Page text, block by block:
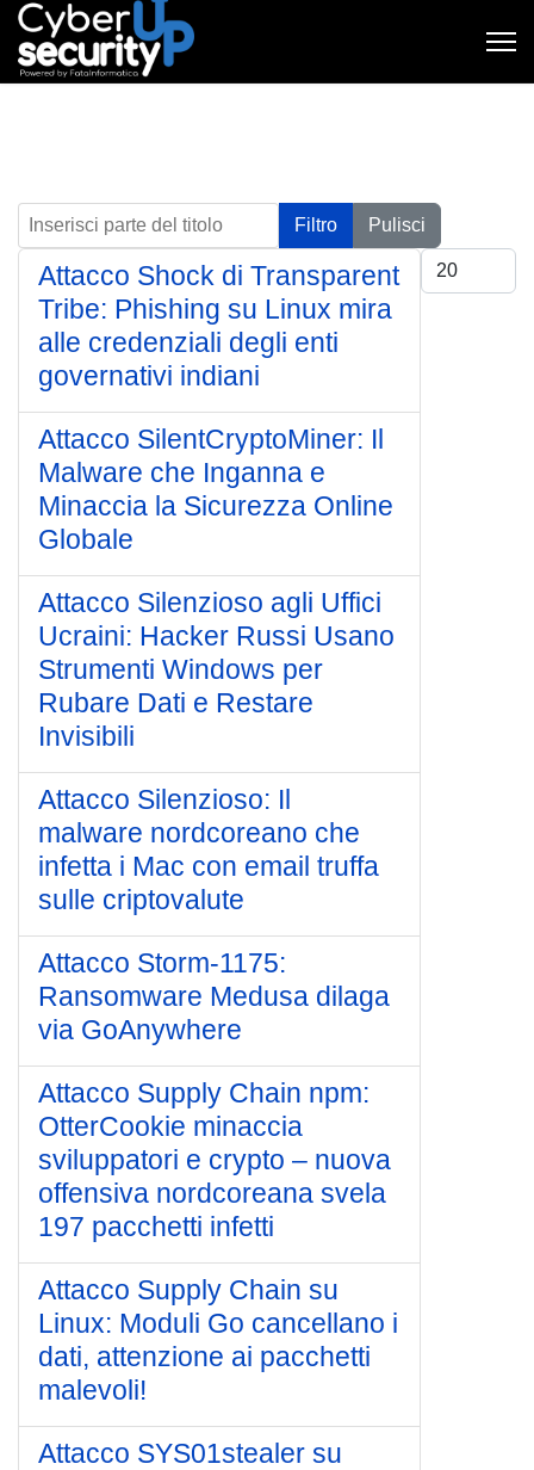
Inserisci parte del titolo Filtro
Pulisci
Visualizza #
Attacco Shock di Transparent
Tribe: Phishing su Linux mira
alle credenziali degli enti
governativi indiani
Attacco SilentCryptoMiner: Il
Malware che Inganna e
Minaccia la Sicurezza Online
Globale
Attacco Silenzioso agli Uffici
Ucraini: Hacker Russi Usano
Strumenti Windows per
Rubare Dati e Restare
Invisibili
Attacco Silenzioso: Il
malware nordcoreano che
infetta i Mac con email truffa
sulle criptovalute
Attacco Storm-1175:
Ransomware Medusa dilaga
via GoAnywhere
Attacco Supply Chain npm:
OtterCookie minaccia
sviluppatori e crypto – nuova
offensiva nordcoreana svela
197 pacchetti infetti
Attacco Supply Chain su
Linux: Moduli Go cancellano i
dati, attenzione ai pacchetti
malevoli!
Attacco SYS01stealer su